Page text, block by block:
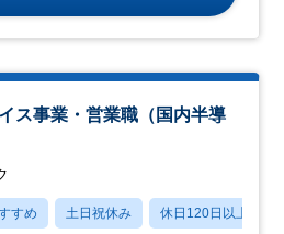
ス事業・営業職（国内半導
すめ 土日祝休み 休日120日以上